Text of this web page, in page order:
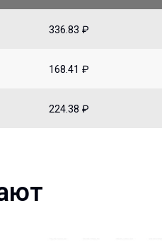
336.83 ₽
168.41 ₽
224.38 ₽